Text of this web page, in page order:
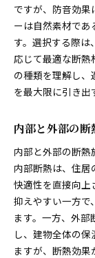
ですが、防音効果
ーは自然素材で
す。選択する際は
応じて最適な断
の種類を理解し、
を最大限に引き出
内部と外部の断
内部と外部の断熱
内部断熱は、住居
快適性を直接向上
抑えやすい一方で
ます。一方、外部
し、建物全体の
ますが、断熱効